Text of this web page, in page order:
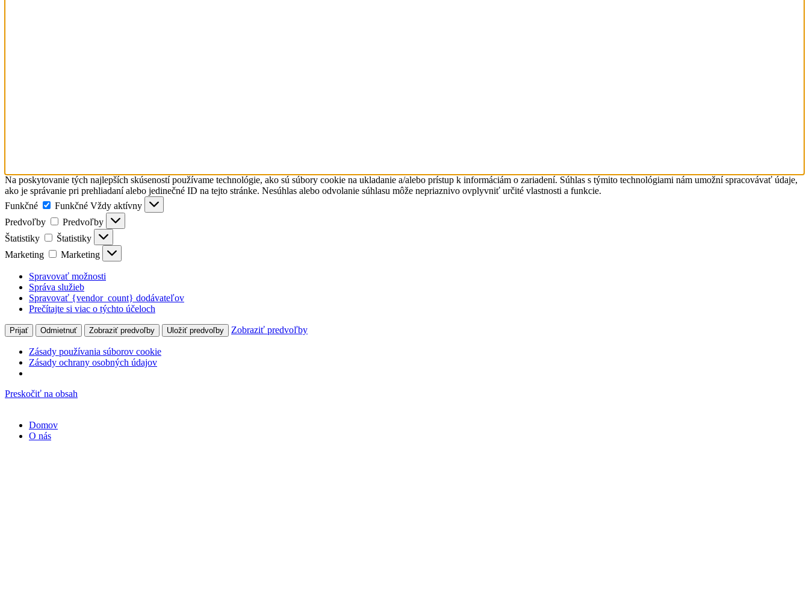
Na poskytovanie tých najlepších skúseností používame technológie, ako sú súbory cookie na ukladanie a/alebo prístup k informáciám o zariadení. Súhlas s týmito technológiami nám umožní spracovávať údaje,
ako je správanie pri prehliadaní alebo jedinečné ID na tejto stránke. Nesúhlas alebo odvolanie súhlasu môže nepriaznivo ovplyvniť určité vlastnosti a funkcie.
Funkčné
Funkčné Vždy aktívny
Predvoľby
Predvoľby
Štatistiky
Štatistiky
Marketing
Marketing
Spravovať možnosti
Správa služieb
Spravovať {vendor_count} dodávateľov
Prečítajte si viac o týchto účeloch
Prijať Odmietnuť Zobraziť predvoľby Uložiť predvoľby Zobraziť predvoľby
Zásady používania súborov cookie
Zásady ochrany osobných údajov
Preskočiť na obsah
Domov
O nás